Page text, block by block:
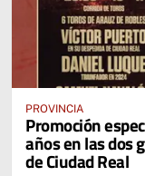
PROVINCIA
Promoción
años en las dos
de Ciudad Real